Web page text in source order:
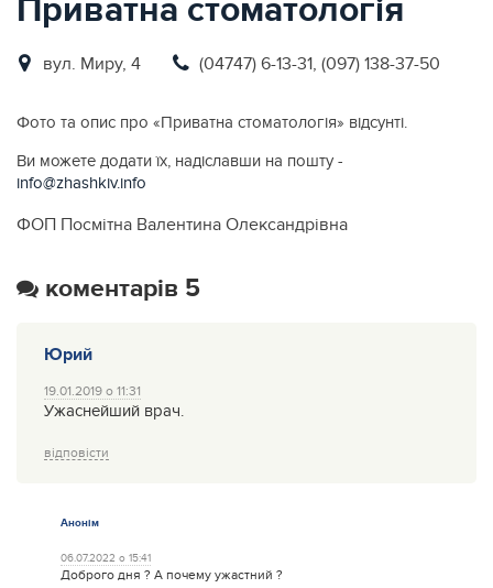
Приватна стоматологія
вул. Миру, 4 (04747) 6-13-31, (097) 138-37-50
Фото та опис про «Приватна стоматологія» відсунті.
Ви можете додати їх, надіславши на пошту -
info@zhashkiv.info
ФОП Посмітна Валентина Олександрівна
коментарів 5
Юрий
19.01.2019 о 11:31
Ужаснейший врач.
відповісти
Анонім
06.07.2022 о 15:41
Доброго дня ? А почему ужастний ?